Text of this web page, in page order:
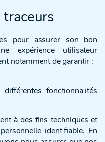
pour assurer son bon
expérience utilisateur
notamment de garantir :
fonctionnalités
à des fins techniques et
identifiable. En